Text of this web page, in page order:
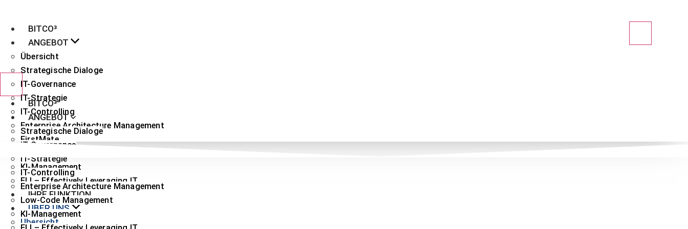
wechseln
BITCO³
ANGEBOT
Übersicht
Strategische Dialoge
IT-Governance
IT-Strategie
IT-Controlling
Enterprise Architecture Management
FirstMate
KI-Management
ELI – Effectively Leveraging IT
IHRE FUNKTION
ÜBER UNS
Übersicht
BITCO³
ANGEBOT
Strategische Dialoge
IT-Governance
IT-Strategie
IT-Controlling
Enterprise Architecture Management
Low-Code Management
KI-Management